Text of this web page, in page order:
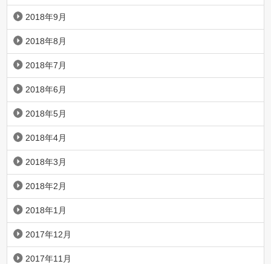
2018年9月
2018年8月
2018年7月
2018年6月
2018年5月
2018年4月
2018年3月
2018年2月
2018年1月
2017年12月
2017年11月